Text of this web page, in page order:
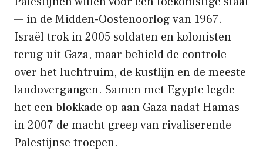
— in de Midden-Oostenoorlog van 1967.
Israël trok in 2005 soldaten en kolonisten
terug uit Gaza, maar behield de controle
over het luchtruim, de kustlijn en de meeste
landovergangen. Samen met Egypte legde
het een blokkade op aan Gaza nadat Hamas
in 2007 de macht greep van rivaliserende
Palestijnse troepen.